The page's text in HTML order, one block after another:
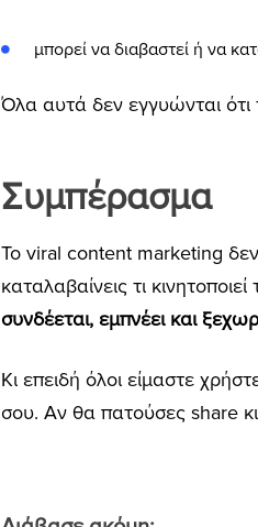
μπορεί να διαβαστεί ή να
Όλα αυτά δεν εγγυώνται ότι
Συμπέρασμα
Το viral content marketing
καταλαβαίνεις τι
συνδέεται, εμπνέει και
Κι επειδή όλοι είμαστε
σου. Αν θα πατούσες share